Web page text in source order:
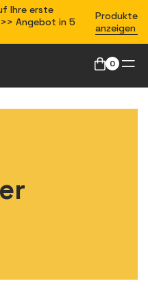
Ihre erste
Angebot in 5
Produkte
anzeigen
0